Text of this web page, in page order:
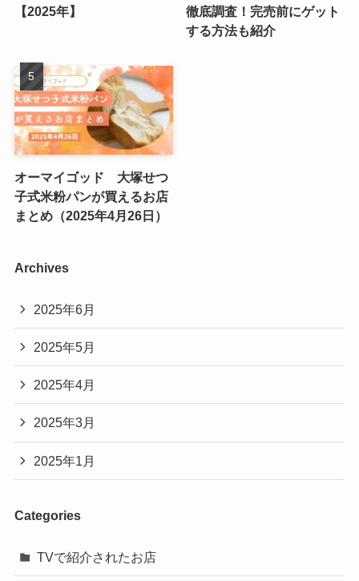
【2025年】
徹底調査！完売前にゲット
する方法も紹介
オーマイゴッド 大塚せつ
子式米粉パンが買えるお店
まとめ（2025年4月26日）
Archives
2025年6月
2025年5月
2025年4月
2025年3月
2025年1月
Categories
TVで紹介されたお店